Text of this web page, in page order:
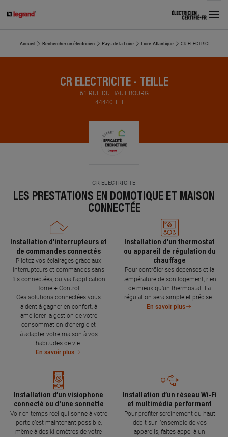
MENU
Accueil Rechercher un électricien Pays de la Loire Loire-Atlantique CR ELECTRICITE
CR ELECTRICITE - TEILLE
61 RUE DU HAUT BOURG
44440 TEILLE
CR ELECTRICITE
LES PRESTATIONS EN DOMOTIQUE ET MAISON
CONNECTÉE
Installation d’interrupteurs et
de commandes connectés
Pilotez vos éclairages grâce aux
interrupteurs et commandes sans
fils connectées, ou via l'application
Home + Control.
Ces solutions connectées vous
aident à gagner en confort, à
améliorer la gestion de votre
consommation d’énergie et
à adapter votre maison à vos
habitudes de vie.
En savoir plus
Installation d’un thermostat
ou appareil de régulation du
chauffage
Pour contrôler ses dépenses et la
température de son logement, rien
de mieux qu’un thermostat. La
régulation sera simple et précise.
En savoir plus
Installation d’un visiophone
connecté ou d'une sonnette
Voir en temps réel qui sonne à votre
porte c’est maintenant possible,
même à des kilomètres de votre
Installation d’un réseau Wi-Fi
et multimédia performant
Pour profiter sereinement du haut
débit sur l’ensemble de vos
appareils, faites appel à un